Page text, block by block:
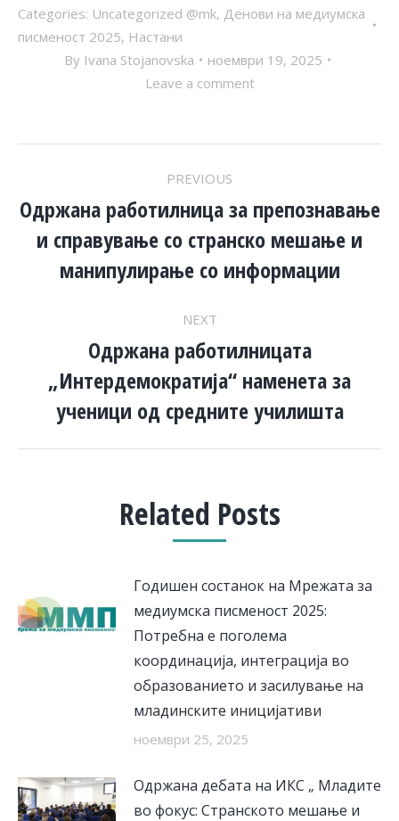
Categories: Uncategorized @mk, Денови на медиумска
писменост 2025, Настани
By Ivana Stojanovska
ноември 19, 2025
Leave a comment
NAVIGATION
PREVIOUS
Previous
post:
Одржана работилница за препознавање
и справување со странско мешање и
манипулирање со информации
NEXT
Next
post:
Одржана работилницата
„Интердемократија“ наменета за
ученици од средните училишта
Related Posts
Годишен состанок на Мрежата за
медиумска писменост 2025:
Потребна е поголема
координација, интеграција во
образованието и засилување на
младинските иницијативи
ноември 25, 2025
Одржана дебата на ИКС „ Младите
во фокус: Странското мешање и